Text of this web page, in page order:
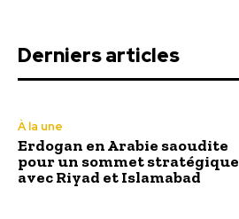
Derniers articles
À la une
Erdogan en Arabie saoudite
pour un sommet stratégique
avec Riyad et Islamabad